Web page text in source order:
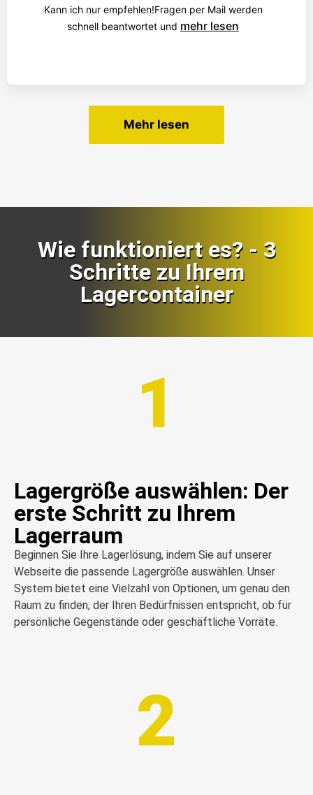
Kann ich nur empfehlen!Fragen per Mail werden
schnell beantwortet und mehr lesen
Mehr lesen
Wie funktioniert es? - 3
Schritte zu Ihrem
Lagercontainer
1
Lagergröße auswählen: Der
erste Schritt zu Ihrem
Lagerraum
Beginnen Sie Ihre Lagerlösung, indem Sie auf unserer
Webseite die passende Lagergröße auswählen. Unser
System bietet eine Vielzahl von Optionen, um genau den
Raum zu finden, der Ihren Bedürfnissen entspricht, ob für
persönliche Gegenstände oder geschäftliche Vorräte.
2